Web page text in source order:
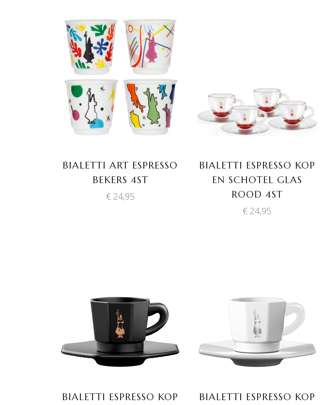
TOEVOEGEN AAN
WINKELWAGEN
BIALETTI ART ESPRESSO
BEKERS 4ST
€24,95
BIALETTI ESPRESSO KOP
EN SCHOTEL GLAS
ROOD 4ST
€ 24,95
TOEVOEGEN AAN
WINKELWAGEN
BIALETTI ESPRESSO KOP
TOEVOEGEN AAN
WINKELWAGEN
BIALETTI ESPRESSO KOP